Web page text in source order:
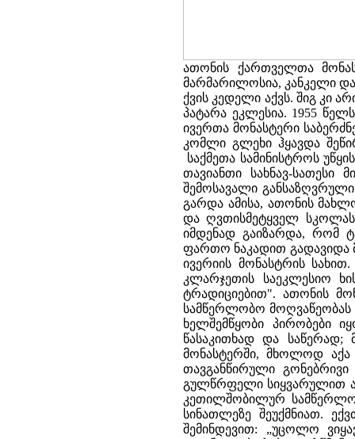
ათონის ქართველთა
მარმარილოსია, კანკელი
ქვის კედელი აქვს. შიგ კი
პატარა ეკლესია. 1955
ივერთა მონასტერი
კომლი გლეხი ჰყავდა
საქმეთა სამინისტროს
თავიანთი სახნავ-სათესი
შემოსავალი
გარდა ამისა, ათონის
და ღვთისმეტყველ სკოლას
იმდენად გაიზარდა, რომ
ფართო ნაკადით გადავიდა
ივერიის მონასტრის
კლარჯეთის საეკლესიო
ტრადიციებით". ათონის
სამწერლობო მოღვაწეობას
ხელშემწყობი პირობები
წასაკითხად და
მონასტერში, მხოლოდ აქა
თავგანწირული
გულწრფელი სიყვარულით
კეთილშობილურ
სინათლეზე შეუქმნიათ.
შემინდევით: „უცოლო